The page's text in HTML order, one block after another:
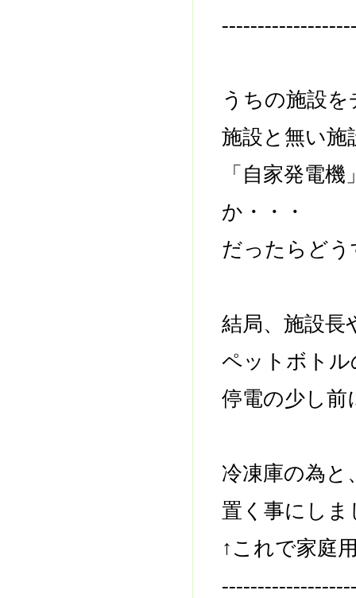
うちの施設
施設と無い施
「自家発電
か・・・
だったらど
結局、施設長
ペットボトル
停電の少し前
冷凍庫の為と
置く事にしま
↑これで家庭